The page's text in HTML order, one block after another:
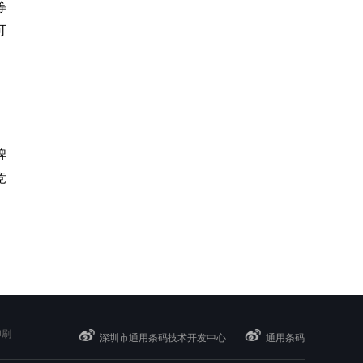
深圳市通用条码技术开发中心 通用条码